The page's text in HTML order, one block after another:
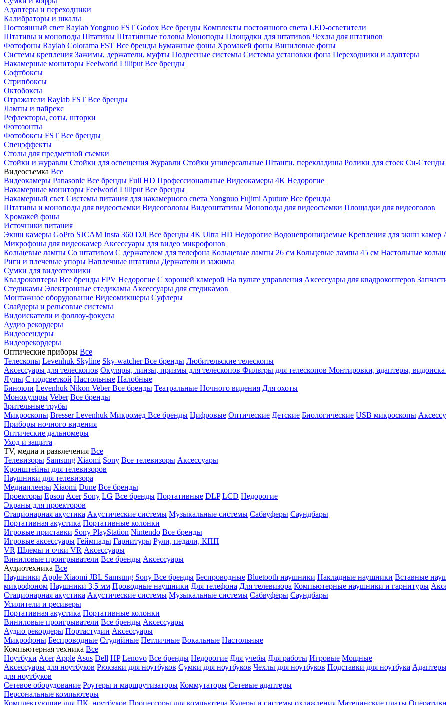
Адаптеры и переходники
Калибраторы и шкалы
Постоянный свет RaylabYongnuo FST Godox Все бренды Комплекты постоянного света LED-осветители
Штативы и моноподы Штативы Штативные головы Моноподы Площадки для штативов Чехлы для штативов
Фотофоны Raylab Colorama FST Все бренды Бумажные фоны Хромакей фоны Виниловые фоны
Системы крепления Зажимы, держатели, муфты Подвесные системы Системы установки фона Переходники и адаптеры
Накамерные мониторы Feelworld Lilliput Все бренды
Софтбоксы
Стрипбоксы
Октобоксы
Отражатели Raylab FST Все бренды
Лампы и пайрекс
Рефлекторы, соты, шторки
Фотозонты
Фотобоксы FST Все бренды
Спецэффекты
Столы для предметной съемки
Стойки и журавли Стойки для освещения Журавли Стойки универсальные Штанги, перекладины Ролики для стоек Си-Стенды
Видеосъемка Все
Видеокамеры Panasonic Все бренды Full HD Профессиональные Видеокамеры 4K Недорогие
Накамерные мониторы Feelworld Lilliput Все бренды
Накамерный свет Системы питания для накамерного света Yongnuo Fujimi Aputure Все бренды
Штативы и моноподы для видеосъемки Видеоголовы Видеоштативы Моноподы для видеосъемки Площадки для видеоголов
Хромакей фоны
Источники питания
Экшн камеры GoPro SJCAM Insta 360 DJI Все бренды 4K Ultra HD Недорогие Водонепроницаемые Крепления для экшн камер
Микрофоны для видеокамер Аксессуары для видео микрофонов
Кольцевые лампы Со штативом C держателем для телефона Кольцевые лампы 26 см Кольцевые лампы 45 см Настольные
Риги и плечевые упоры Наплечные штативы Держатели и зажимы
Сумки для видеотехники
Квадрокоптеры Все бренды FPV Недорогие С хорошей камерой На пульте управления Аксессуары для квадрокоптеров
Стедикамы Электронные стедикамы Аксессуары для стедикамов
Монтажное оборудование Видеомикшеры Суфлеры
Слайдеры и рельсовые системы
Видоискатели и фоллоу-фокусы
Аудио рекордеры
Видеосендеры
Видеорекордеры
Оптические приборы Все
Телескопы Levenhuk Skyline Sky-watcherВсе бренды Любительские телескопы
Аксессуары для телескопов Окуляры, линзы, призмы для телескопов Фильтры для телескопов Монтировки, адаптеры,
Лупы С подсветкой Настольные Налобные
Бинокли Levenhuk Nikon VeberВсе бренды Театральные Ночного видения Для охоты
Монокуляры Veber Все бренды
Зрительные трубы
Микроскопы BresserLevenhuk Микромед Все бренды Цифровые Оптические Детские Биологические USB микроскопы
Приборы ночного видения
Оптические дальномеры
Уход и защита
TV, медиа и развлечения Все
Телевизоры Samsung Xiaomi Sony Все телевизоры Аксессуары
Кронштейны для телевизоров
Наушники для телевизора
Медиаплееры Xiaomi Dune Все бренды
Проекторы Epson Acer Sony LG Все бренды Портативные DLP LCD Недорогие
Экраны для проекторов
Стационарная акустика Акустические системы Музыкальные системы Сабвуферы Саундбары
Портативная акустика Портативные колонки
Игровые приставки Sony PlayStation Nintendo Все бренды
Игровые аксессуары Геймпады Гарнитуры Рули, педали, КПП
VR Шлемы и очки VR Аксессуары
Виниловые проигрыватели Все бренды Аксессуары
Аудиотехника Все
Наушники Apple Xiaomi JBL Samsung Sony Все бренды Беспроводные Bluetooth наушники Накладные наушники Вставные
микрофоном Наушники 3,5 мм Проводные наушники Для телефона Для телевизора Компьютерные наушники и гарнитуры
Стационарная акустика Акустические системы Музыкальные системы Сабвуферы Саундбары
Усилители и ресиверы
Портативная акустика Портативные колонки
Виниловые проигрыватели Все бренды Аксессуары
Аудио рекордеры Портастудии Аксессуары
Микрофоны Беспроводные Студийные Петличные Вокальные Настольные
Компьютерная техника Все
Ноутбуки Acer Apple Asus Dell HP Lenovo Все бренды Недорогие Для учебы Для работы Игровые Мощные
Аксессуары для ноутбуков Рюкзаки для ноутбуков Сумки для ноутбуков Чехлы для ноутбуков Подставки для ноутбука
для ноутбуков
Сетевое оборудование Роутеры и маршрутизаторы Коммутаторы Сетевые адаптеры
Персональные компьютеры
Комплектующие для ПК, ноутбуков Процессоры для компьютера Кулеры и системы охлаждения Материнские платы